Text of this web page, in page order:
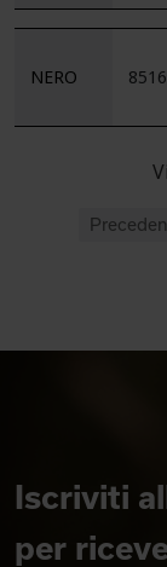
NERO
Iscriviti
per